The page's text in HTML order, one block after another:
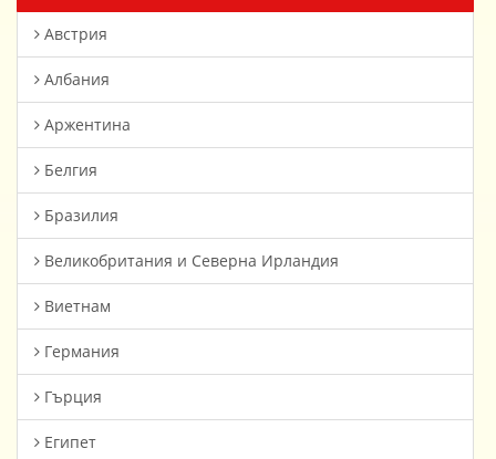
Австрия
Албания
Аржентина
Белгия
Бразилия
Великобритания и Северна Ирландия
Виетнам
Германия
Гърция
Египет